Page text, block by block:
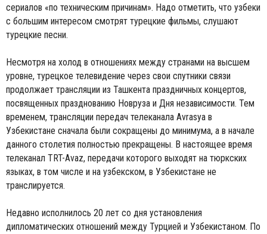
сериалов «по техническим причинам». Надо отметить, что узбеки
с большим интересом смотрят турецкие фильмы, слушают
турецкие песни.
Несмотря на холод в отношениях между странами на высшем
уровне, турецкое телевидение через свои спутники связи
продолжает трансляции из Ташкента праздничных концертов,
посвященных празднованию Новруза и Дня независимости. Тем
временем, трансляции передач телеканала Avrasya в
Узбекистане сначала были сокращены до минимума, а в начале
данного столетия полностью прекращены. В настоящее время
телеканал TRT-Avaz, передачи которого выходят на тюркских
языках, в том числе и на узбекском, в Узбекистане не
транслируется.
Недавно исполнилось 20 лет со дня установления
дипломатических отношений между Турцией и Узбекистаном. По